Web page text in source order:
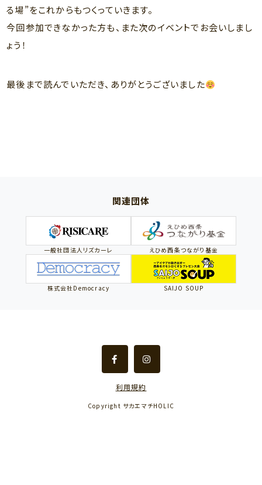
る場”をこれからもつくっていきます。
今回参加できなかった方も、また次のイベントでお会いしまし
ょう！
最後まで読んでいただき、ありがとうございました
関連団体
一般社団法人リズカーレ えひめ西条つながり基金
株式会社Democracy SAIJO SOUP
利用規約
Copyright サカエマチHOLIC